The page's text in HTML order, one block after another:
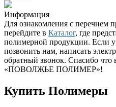
Информация
Для ознакомления с перечнем
перейдите в Каталог, где
полимерной продукции. Если
позвонить нам, написать
обратный звонок. Спасибо
«ПОВОЛЖЬЕ ПОЛИМЕР»!
Купить Полимеры